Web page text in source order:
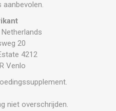
20
4212
Venlo
niet overschrijden.